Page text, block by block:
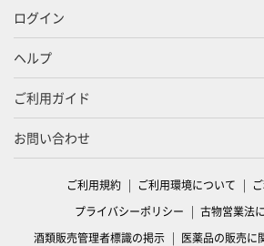
ログイン
ヘルプ
ご利用ガイド
お問い合わせ
ご利用規約 ご利用環境について
プライバシーポリシー
古物営業法
酒類販売管理者標識の掲示
医薬品の販売に